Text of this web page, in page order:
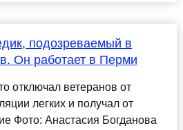
подозреваемый в
Он работает в Перми
отключал ветеранов от
легких и получал от
Фото: Анастасия Богданова